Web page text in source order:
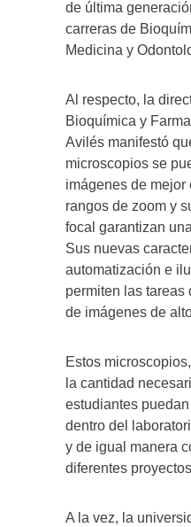
de última
carreras de
Medicina y
Al respecto, la
Bioquímica y
Avilés manifestó
microscopios se
imágenes de mejor
rangos de zoom y
focal garantizan
Sus nuevas
automatización e
permiten las tareas
de imágenes de
Estos
la cantidad
estudiantes
dentro del
y de igual manera
diferentes
A la vez, la